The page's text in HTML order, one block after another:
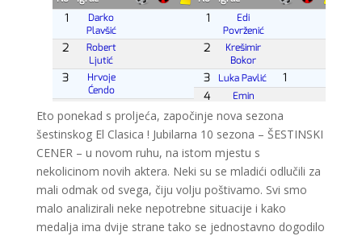
Eto ponekad s proljeća, započinje nova sezona
šestinskog El Clasica ! Jubilarna 10 sezona – ŠESTINSKI
CENER – u novom ruhu, na istom mjestu s
nekolicinom novih aktera. Neki su se mladići odlučili za
mali odmak od svega, čiju volju poštivamo. Svi smo
malo analizirali neke nepotrebne situacije i kako
medalja ima dvije strane tako se jednostavno dogodilo